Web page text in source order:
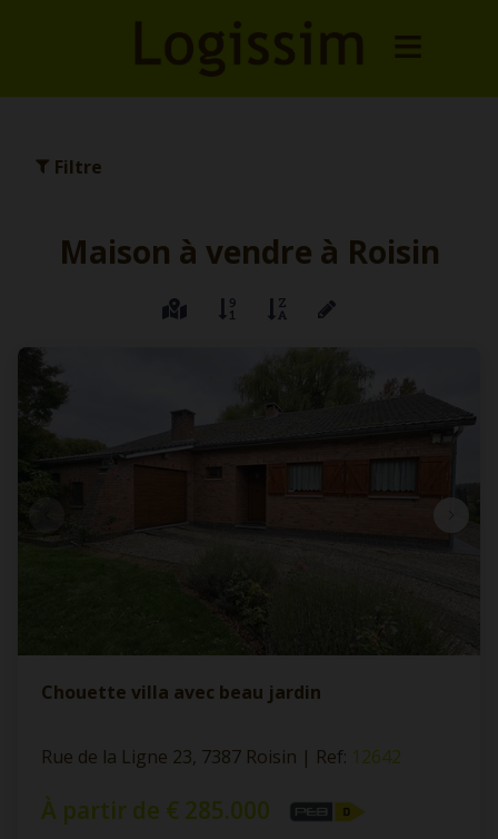
Filtre
Maison à vendre à Roisin
Chouette villa avec beau jardin
Rue de la Ligne 23, 7387 Roisin | Ref: 12642
À partir de € 285.000